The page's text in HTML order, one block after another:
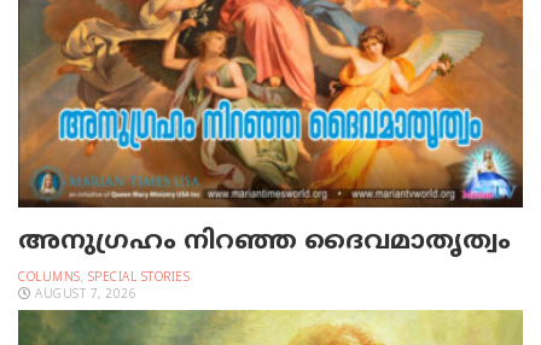
അനുഗ്രഹം നിറഞ്ഞ ദൈവമാതൃത്വം
COLUMNS, SPECIAL STORIES
AUGUST 7, 2026